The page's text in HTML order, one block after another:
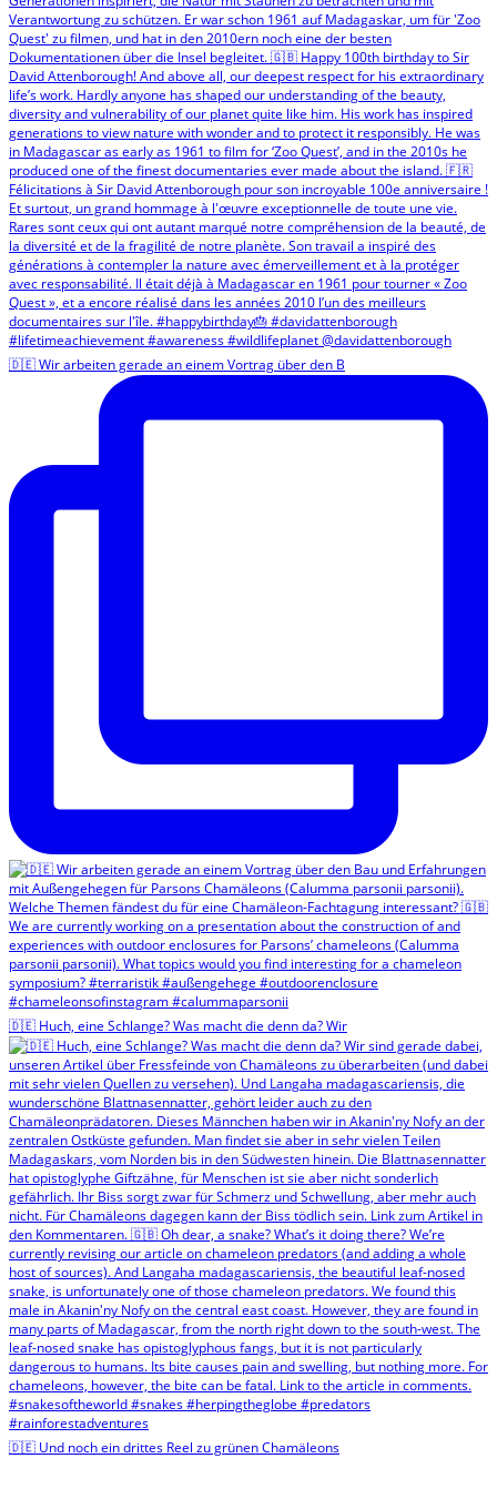
🇩🇪 Wir arbeiten gerade an einem Vortrag über den B
🇩🇪 Huch, eine Schlange? Was macht die denn da? Wir
🇩🇪 Und noch ein drittes Reel zu grünen Chamäleons